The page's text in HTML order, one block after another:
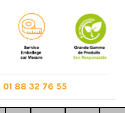
01 88 32 76 55